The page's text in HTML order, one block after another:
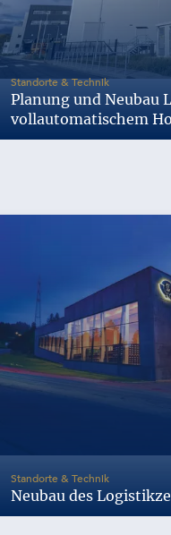
Standorte & Technik-
Planung und
vollautomatischem
Standorte & Technik-
Neubau des